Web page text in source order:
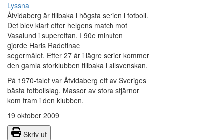
Lyssna
Åtvidaberg är tillbaka i högsta serien i fotboll.
Det blev klart efter helgens match mot
Vasalund i superettan. I 90e minuten
gjorde Haris Radetinac
segermålet. Efter 27 år i lägre serier kommer
den gamla storklubben tillbaka i allsvenskan.
På 1970-talet var Åtvidaberg ett av Sveriges
bästa fotbollslag. Massor av stora stjärnor
kom fram i den klubben.
19 oktober 2009
Skriv ut